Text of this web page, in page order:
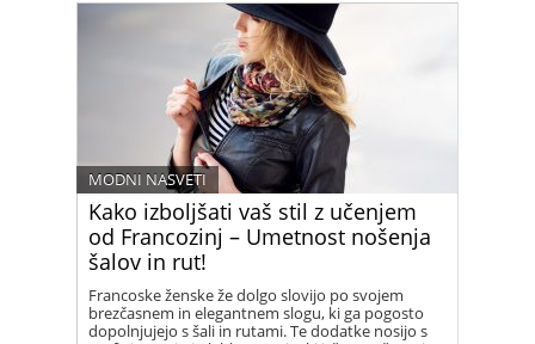
Kako izboljšati vaš stil z učenjem
od Francozinj – Umetnost nošenja
šalov in rut!
MODNI NASVETI
Francoske ženske že dolgo slovijo po svojem
brezčasnem in elegantnem slogu, ki ga pogosto
dopolnjujejo s šali in rutami. Te dodatke nosijo s